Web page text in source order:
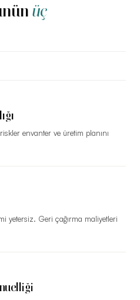
üç
envanter ve üretim planını
yetersiz. Geri çağırma maliyetleri